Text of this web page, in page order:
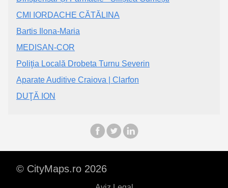
CMI IORDACHE CĂTĂLINA
Bartis Ilona-Maria
MEDISAN-COR
Poliţia Locală Drobeta Turnu Severin
Aparate Auditive Craiova | Clarfon
DUŢĂ ION
© CityMaps.ro 2026